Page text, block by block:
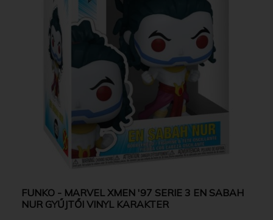
FUNKO - MARVEL XMEN '97 SERIE 3 EN SABAH
NUR GYŰJTŐI VINYL KARAKTER